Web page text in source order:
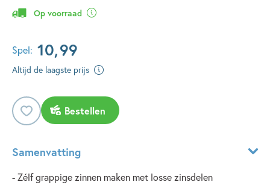
Op voorraad
Spel: 10,99
Altijd de laagste prijs
Bestellen
Samenvatting
- Zélf grappige zinnen maken met losse zinsdelen